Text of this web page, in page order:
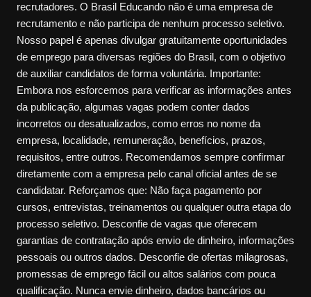
recrutadores. O Brasil Educando não é uma empresa de
recrutamento e não participa de nenhum processo seletivo.
Nosso papel é apenas divulgar gratuitamente oportunidades
de emprego para diversas regiões do Brasil, com o objetivo
de auxiliar candidatos de forma voluntária. Importante:
Embora nos esforcemos para verificar as informações antes
da publicação, algumas vagas podem conter dados
incorretos ou desatualizados, como erros no nome da
empresa, localidade, remuneração, benefícios, prazos,
requisitos, entre outros. Recomendamos sempre confirmar
diretamente com a empresa pelo canal oficial antes de se
candidatar. Reforçamos que: Não faça pagamento por
cursos, entrevistas, treinamentos ou qualquer outra etapa do
processo seletivo. Desconfie de vagas que oferecem
garantias de contratação após envio de dinheiro, informações
pessoais ou outros dados. Desconfie de ofertas milagrosas,
promessas de emprego fácil ou altos salários com pouca
qualificação. Nunca envie dinheiro, dados bancários ou